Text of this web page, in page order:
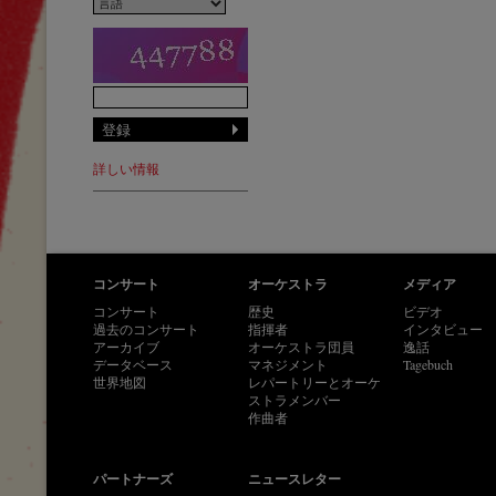
詳しい情報
コンサート
コンサート
過去のコンサート
アーカイブ
データベース
世界地図
オーケストラ
歴史
指揮者
オーケストラ団員
マネジメント
レパートリーとオーケ
ストラメンバー
作曲者
メディア
ビデオ
インタビュー
逸話
Tagebuch
パートナーズ ニュースレター